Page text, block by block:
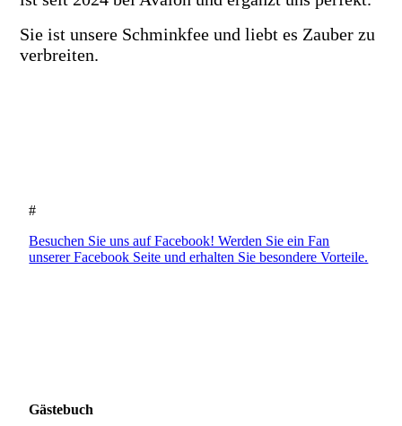
Sie ist unsere Schminkfee und liebt es Zauber zu
verbreiten.
#
Besuchen Sie uns auf Facebook! Werden Sie ein Fan
unserer Facebook Seite und erhalten Sie besondere Vorteile.
Gästebuch